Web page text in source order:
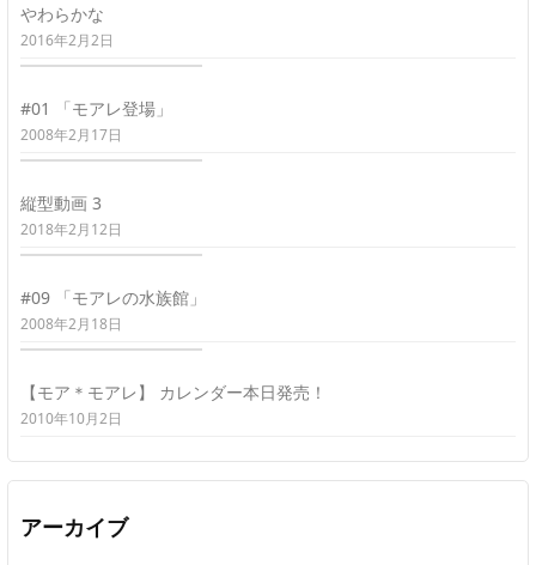
やわらかな
2016年2月2日
#01 「モアレ登場」
2008年2月17日
縦型動画 3
2018年2月12日
#09 「モアレの水族館」
2008年2月18日
【モア＊モアレ】 カレンダー本日発売！
2010年10月2日
アーカイブ